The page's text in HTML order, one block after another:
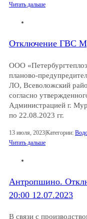
Читать дальше
Отключение ГВС
ООО
планово-
ЛО, Всеволожский
согласно
Администрацией г.
по 22.08.2023 гг.
13 июля, 2023|Категории:
Читать дальше
Антропшино.
20:00 12.07.2023
В связи с